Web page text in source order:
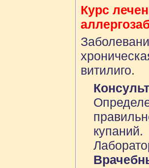
Курс
витилиго.
купаний.